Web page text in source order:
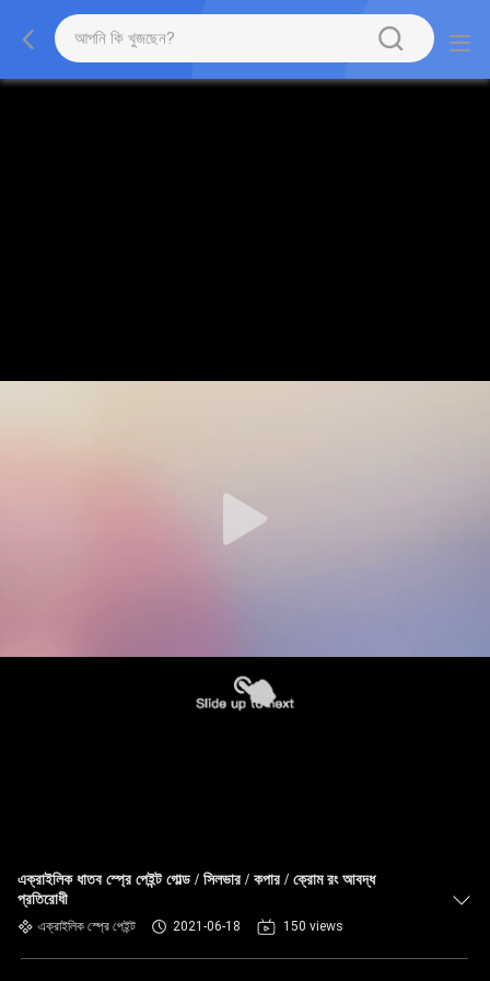
এক্রাইলিক ধাতব স্প্রে পেইন্ট গোল্ড / সিলভার / কপার / ক্রোম রং আবদ্ধ
প্রতিরোধী
এক্রাইলিক স্প্রে পেইন্ট 2021-06-18 150 views